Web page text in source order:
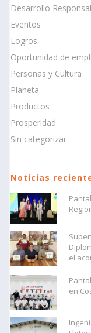
Desarrollo
Eventos
Logros
Oportunidad de
Personas y Cultura
Planeta
Productos
Prosperidad
Sin categorizar
Noticias
el
en